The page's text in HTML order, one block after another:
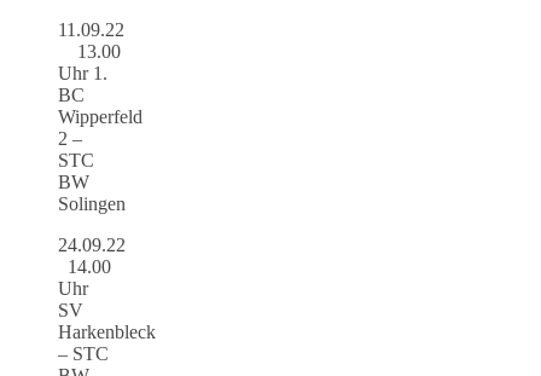
11.09.22
13.00
Uhr 1.
BC
Wipperfeld
2 –
STC
BW
Solingen
24.09.22
14.00
Uhr
SV
Harkenbleck
– STC